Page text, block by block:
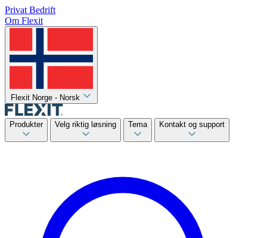
Privat Bedrift
Om Flexit
Flexit Norge - Norsk
Produkter Velg riktig løsning Tema Kontakt og support